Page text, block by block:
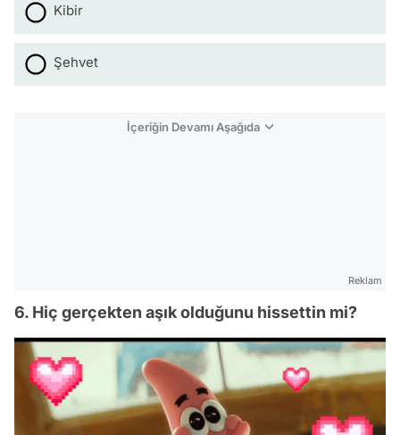
Kibir
Şehvet
İçeriğin Devamı Aşağıda
Reklam
6. Hiç gerçekten aşık olduğunu hissettin mi?